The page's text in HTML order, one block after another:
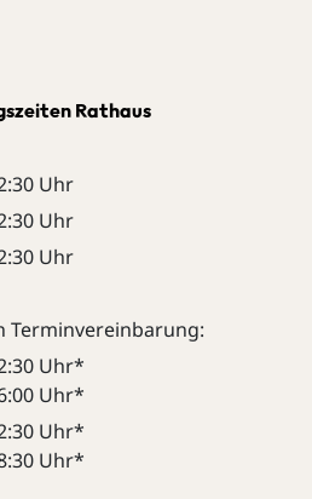
Rathaus
Uhr
Uhr
Uhr
Terminvereinbarung:
Uhr*
Uhr*
Uhr*
Uhr*